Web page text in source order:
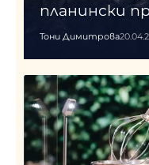
планински
Тони Димитрова